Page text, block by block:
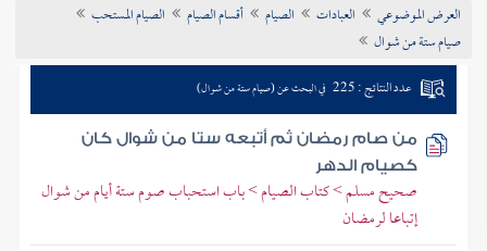
تراجم الأعلام
العرض الموضوعي العبادات الصيام أقسام الصيام
الصيام المستحب
صيام ستة من شوال
عدد النتائج : 225 في البحث عن (صيام ستة من شوال)
من صام رمضان ثم أتبعه ستا من شوال كان
كصيام الدهر
صحيح مسلم > كتاب الصيام > باب استحباب صوم ستة أيام من شوال
إتباعا لرمضان